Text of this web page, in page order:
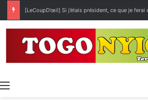
[LeCoupD’œil] Si j’étais président, ce que je ferai
Menu